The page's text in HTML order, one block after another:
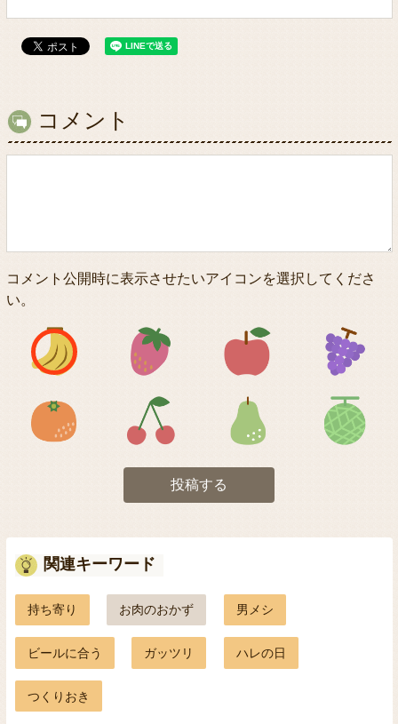
コメント
コメント公開時に表示させたいアイコンを選択してくださ
い。
アイコン1 アイコン2 アイコン3
アイコン5 アイコン6 アイコン7
投稿する
関連キーワード
持ち寄り お肉のおかず 男メシ
ビールに合う ガッツリ ハレの日
つくりおき